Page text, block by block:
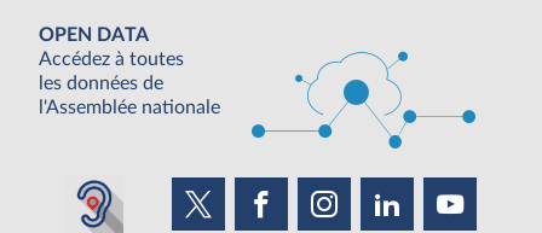
OPEN DATA
Accédez à toutes
les données de
l'Assemblée nationale